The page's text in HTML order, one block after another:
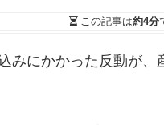
この記事は約4分
みにかかった反動が